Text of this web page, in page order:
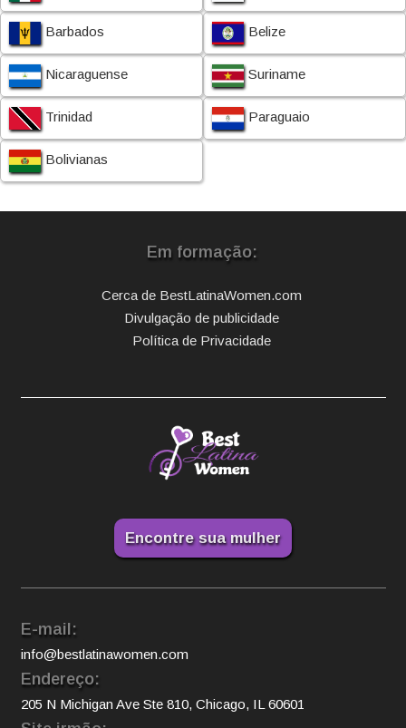
Barbados Belize
Nicaraguense Suriname
Trinidad Paraguaio
Bolivianas
Em formação:
Cerca de BestLatinaWomen.com
Divulgação de publicidade
Política de Privacidade
Encontre sua mulher
E-mail:
info@bestlatinawomen.com
Endereço:
205 N Michigan Ave Ste 810, Chicago, IL 60601